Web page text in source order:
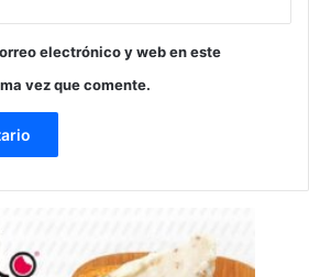
electrónico y web en este
vez que comente.